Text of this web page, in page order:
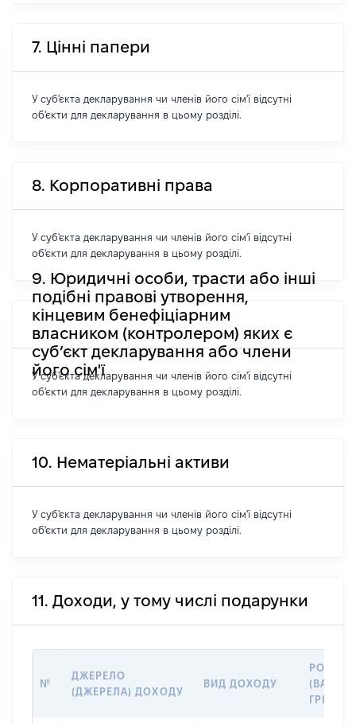
7. Цінні папери
У суб'єкта декларування чи членів його сім'ї відсутні
об'єкти для декларування в цьому розділі.
8. Корпоративні права
У суб'єкта декларування чи членів його сім'ї відсутні
об'єкти для декларування в цьому розділі.
9. Юридичні особи, трасти або інші
подібні правові утворення,
кінцевим бенефіціарним
власником (контролером) яких є
суб’єкт декларування або члени
його сім'ї
У суб'єкта декларування чи членів його сім'ї відсутні
об'єкти для декларування в цьому розділі.
10. Нематеріальні активи
У суб'єкта декларування чи членів його сім'ї відсутні
об'єкти для декларування в цьому розділі.
11. Доходи, у тому числі подарунки
№
ДЖЕРЕЛО
(ДЖЕРЕЛА) ДОХОДУ
ВИД ДОХОДУ
РОЗМІР
ГРН